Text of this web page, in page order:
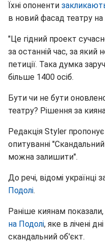
Їхні опоненти
в новий фасад театру на
"Це гідний проект
за останній час, за який
петиції. Така думка
більше 1400 осіб.
Бути чи не бути
театру? Рішення за
Редакція Styler
опитуванні
можна залишити".
До речі, відомі українці
Подолі.
Раніше киянам
на Подолі, яке в лічені
скандальний об'єкт.